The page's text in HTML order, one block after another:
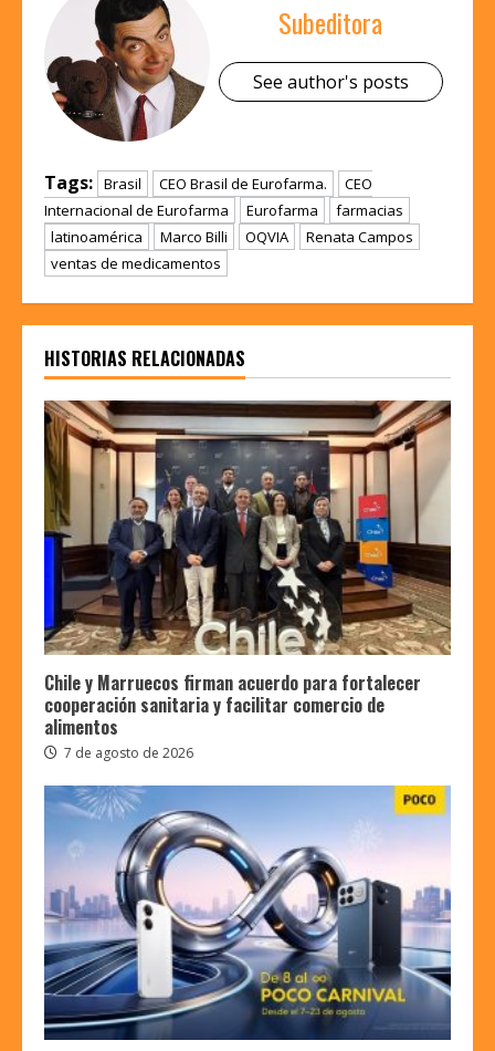
Subeditora
See author's posts
Tags: Brasil CEO Brasil de Eurofarma.
CEO
Internacional de Eurofarma
Eurofarma
farmacias
latinoamérica
Marco Billi OQVIA
Renata Campos
ventas de medicamentos
HISTORIAS RELACIONADAS
Chile y Marruecos firman acuerdo para fortalecer
cooperación sanitaria y facilitar comercio de
alimentos
7 de agosto de 2026